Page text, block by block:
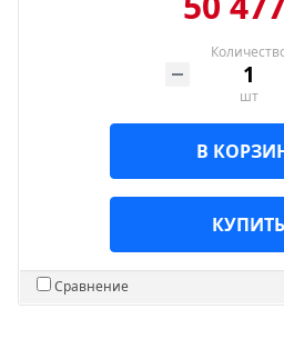
шт
В
КУПИТЬ
Сравнение